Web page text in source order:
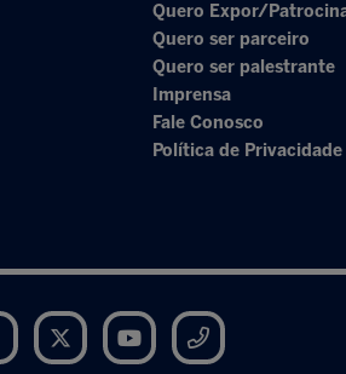
Quero Expor/
Quero ser parceiro
Quero ser palestrante
Imprensa
Fale Conosco
Política de Privacidade
Facebook Twitter YouTube